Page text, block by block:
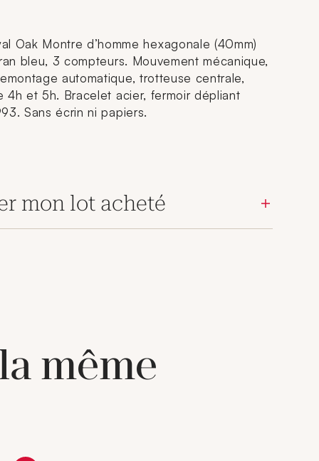
Oak Montre d’homme hexagonale (40mm)
bleu, 3 compteurs. Mouvement mécanique,
automatique, trotteuse centrale,
4h et 5h. Bracelet acier, fermoir dépliant
Sans écrin ni papiers.
mon lot acheté
même